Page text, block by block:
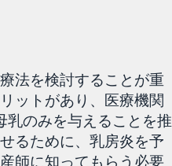
法を検討することが重
ットがあり、医療機関
乳のみを与えることを推
るために、乳房炎を予
師に知ってもらう必要